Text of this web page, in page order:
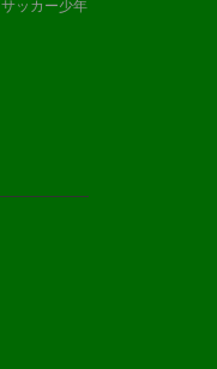
サッカー少年